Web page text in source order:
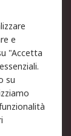
-
di
e
"Accetta
su